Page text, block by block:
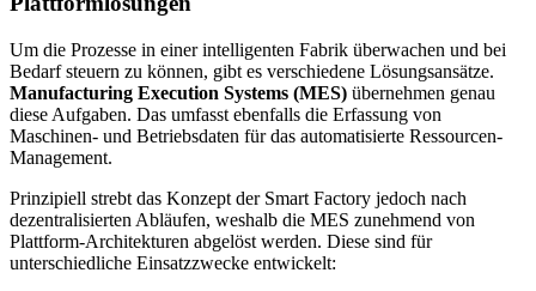
Um die Prozesse in einer intelligenten Fabrik überwachen und bei
Bedarf steuern zu können, gibt es verschiedene Lösungsansätze.
Manufacturing Execution Systems (MES) übernehmen genau
diese Aufgaben. Das umfasst ebenfalls die Erfassung von
Maschinen- und Betriebsdaten für das automatisierte Ressourcen-
Management.
Prinzipiell strebt das Konzept der Smart Factory jedoch nach
dezentralisierten Abläufen, weshalb die MES zunehmend von
Plattform-Architekturen abgelöst werden. Diese sind für
unterschiedliche Einsatzzwecke entwickelt: